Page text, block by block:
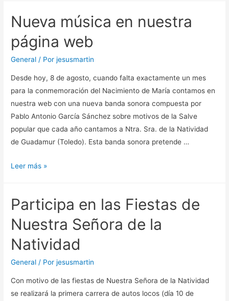
de
Hermandad
Nueva música en nuestra
página web
General / Porjesusmartin
Desde hoy, 8 de agosto, cuando falta exactamente un mes
para la conmemoración del Nacimiento de María contamos en
nuestra web con una nueva banda sonora compuesta por
Pablo Antonio García Sánchez sobre motivos de la Salve
popular que cada año cantamos a Ntra. Sra. de la Natividad
de Guadamur (Toledo). Esta banda sonora pretende …
Nueva
nuestra
web
Leer más »
Participa en las Fiestas de
Nuestra Señora de la
Natividad
General / Porjesusmartin
Con motivo de las fiestas de Nuestra Señora de la Natividad
se realizará la primera carrera de autos locos (día 10 de